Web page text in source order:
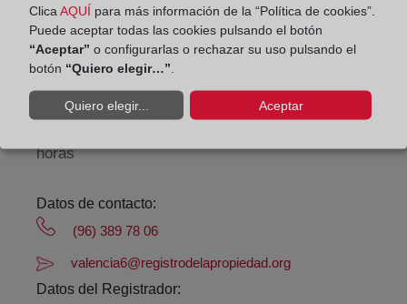
Pintor Peyró, 12 - 7ª pl., 46010
Horario:
Agosto: De lunes a viernes de 09:00 a 14:00 horas
horas
Datos de contacto:
(96) 389 78 06
valencia6@registrodelapropiedad.org
Datos del Registrador:
Clica AQUÍ para más información de la “Política de cookies”.
Puede aceptar todas las cookies pulsando el botón
“Aceptar” o configurarlas o rechazar su uso pulsando el
botón “Quiero elegir…”
Quiero elegir... Aceptar